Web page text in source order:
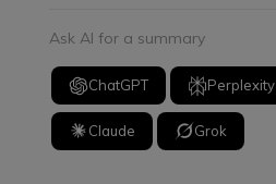
Ask AI for a summary
ChatGPT Perplexity
Claude Grok